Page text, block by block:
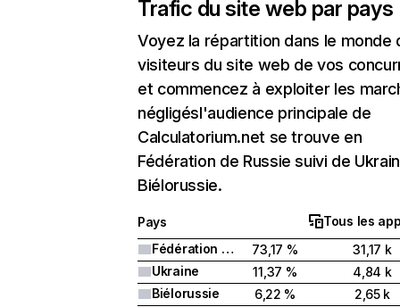
Trafic du site web par pays
Voyez la répartition dans le monde
visiteurs du site web de vos
et commencez à exploiter les
négligésl'audience principale de
Calculatorium.net se trouve en
Fédération de Russie suivi de
Biélorussie.
Pays
Tous les
Fédération de Russie
73,17 %
31,17 k
Ukraine
11,37 %
4,84 k
Biélorussie
6,22 %
2,65 k